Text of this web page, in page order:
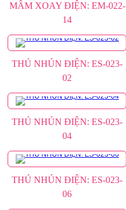
MÂM XOAY ĐIỆN: EM-022-
14
THÚ NHÚN ĐIỆN: ES-023-
02
THÚ NHÚN ĐIỆN: ES-023-
04
THÚ NHÚN ĐIỆN: ES-023-
06